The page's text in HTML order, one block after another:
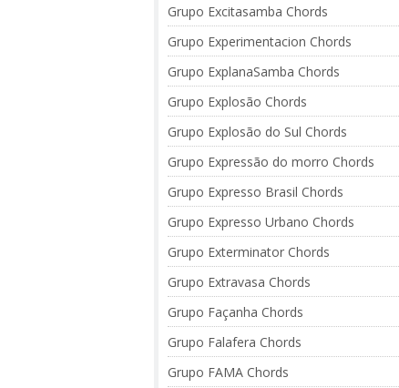
Grupo Excitasamba Chords
Grupo Experimentacion Chords
Grupo ExplanaSamba Chords
Grupo Explosão Chords
Grupo Explosão do Sul Chords
Grupo Expressão do morro Chords
Grupo Expresso Brasil Chords
Grupo Expresso Urbano Chords
Grupo Exterminator Chords
Grupo Extravasa Chords
Grupo Façanha Chords
Grupo Falafera Chords
Grupo FAMA Chords